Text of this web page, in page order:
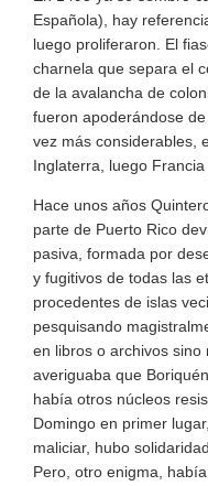
Española), hay
luego proliferaron. El
charnela que separa el
de la avalancha de
fueron apoderándose
vez más considerables,
Inglaterra, luego
Hace unos años
parte de Puerto Rico
pasiva, formada por
y fugitivos de todas las
procedentes de islas
pesquisando
en libros o archivos
averiguaba que
había otros núcleos
Domingo en primer
maliciar, hubo
Pero, otro enigma,